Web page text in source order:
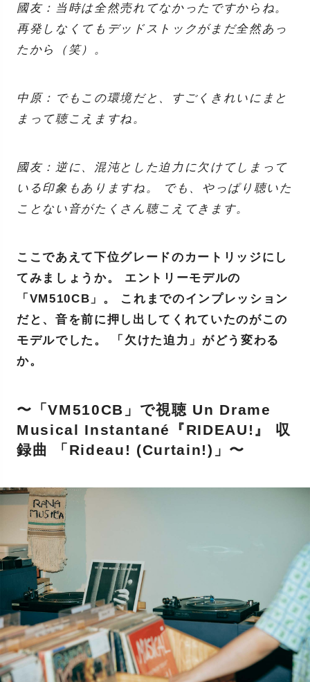
國友：当時は全然売れてなかったですからね。
再発しなくてもデッドストックがまだ全然あっ
たから（笑）。
中原：でもこの環境だと、すごくきれいにまと
まって聴こえますね。
國友：逆に、混沌とした迫力に欠けてしまって
いる印象もありますね。 でも、やっぱり聴いた
ことない音がたくさん聴こえてきます。
ここであえて下位グレードのカートリッジにし
てみましょうか。 エントリーモデルの
「VM510CB」。 これまでのインプレッション
だと、音を前に押し出してくれていたのがこの
モデルでした。 「欠けた迫力」がどう変わる
か。
〜「VM510CB」で視聴 Un Drame
Musical Instantané『RIDEAU!』 収
録曲 「Rideau! (Curtain!)」〜